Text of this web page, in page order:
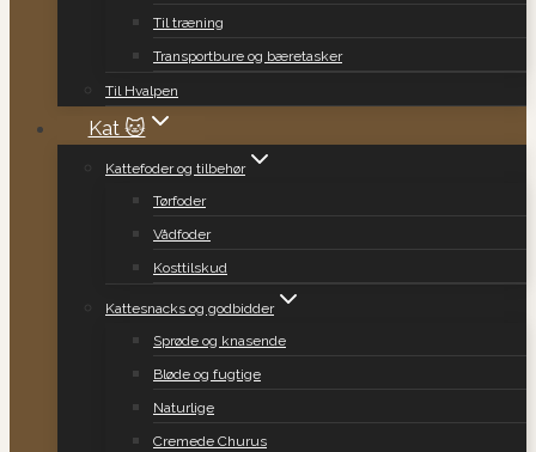
Til træning
Transportbure og bæretasker
Til Hvalpen
Kat 🐱
Kattefoder og tilbehør
Tørfoder
Vådfoder
Kosttilskud
Kattesnacks og godbidder
Sprøde og knasende
Bløde og fugtige
Naturlige
Cremede Churus